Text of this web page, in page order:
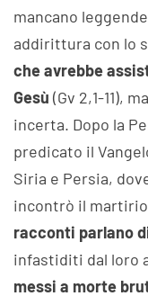
mancano
addirittura con lo
che avrebbe
Gesù (Gv 2,1-11),
incerta. Dopo la
predicato il
Siria e Persia,
incontrò il
racconti parlano
infastiditi dal loro
messi a morte